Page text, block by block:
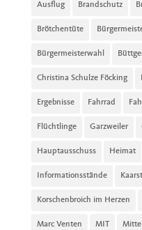
Ausflug Brandschutz
Brötchentüte
Bürgermeisterwahl
Christina Schulze Föcking
Ergebnisse Fahrrad
Flüchtlinge Garzweiler
Hauptausschuss Heimat
Informationsstände Kaarst
Korschenbroich im Herzen
Marc Venten MIT